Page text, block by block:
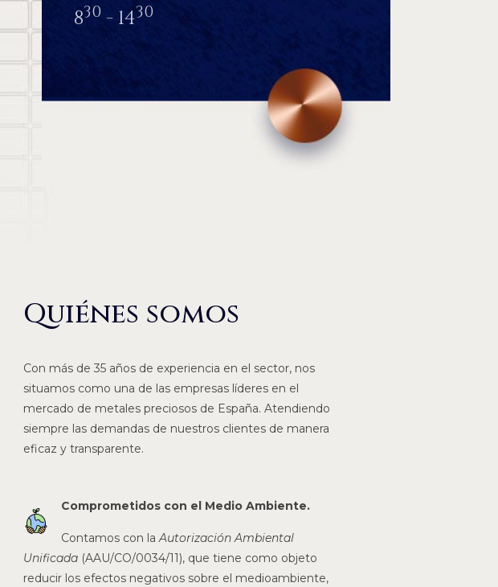
830- 1430
Quiénes somos
Con más de 35 años de experiencia en el sector, nos
situamos como una de las empresas líderes en el
mercado de metales preciosos de España. Atendiendo
siempre las demandas de nuestros clientes de manera
eficaz y transparente.
Comprometidos con el Medio Ambiente.
Contamos con laAutorización Ambiental
Unificada(AAU/CO/0034/11), que tiene como objeto
reducir los efectos negativos sobre el medioambiente,